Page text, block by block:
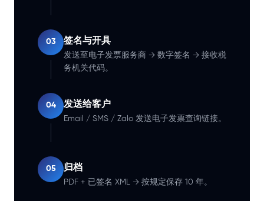
03 签名与开具
发送至电子发票服务商 → 数字签名 → 接收税
务机关代码。
04 发送给客户
Email / SMS / Zalo 发送电子发票查询链接。
05 归档
PDF + 已签名 XML → 按规定保存 10 年。